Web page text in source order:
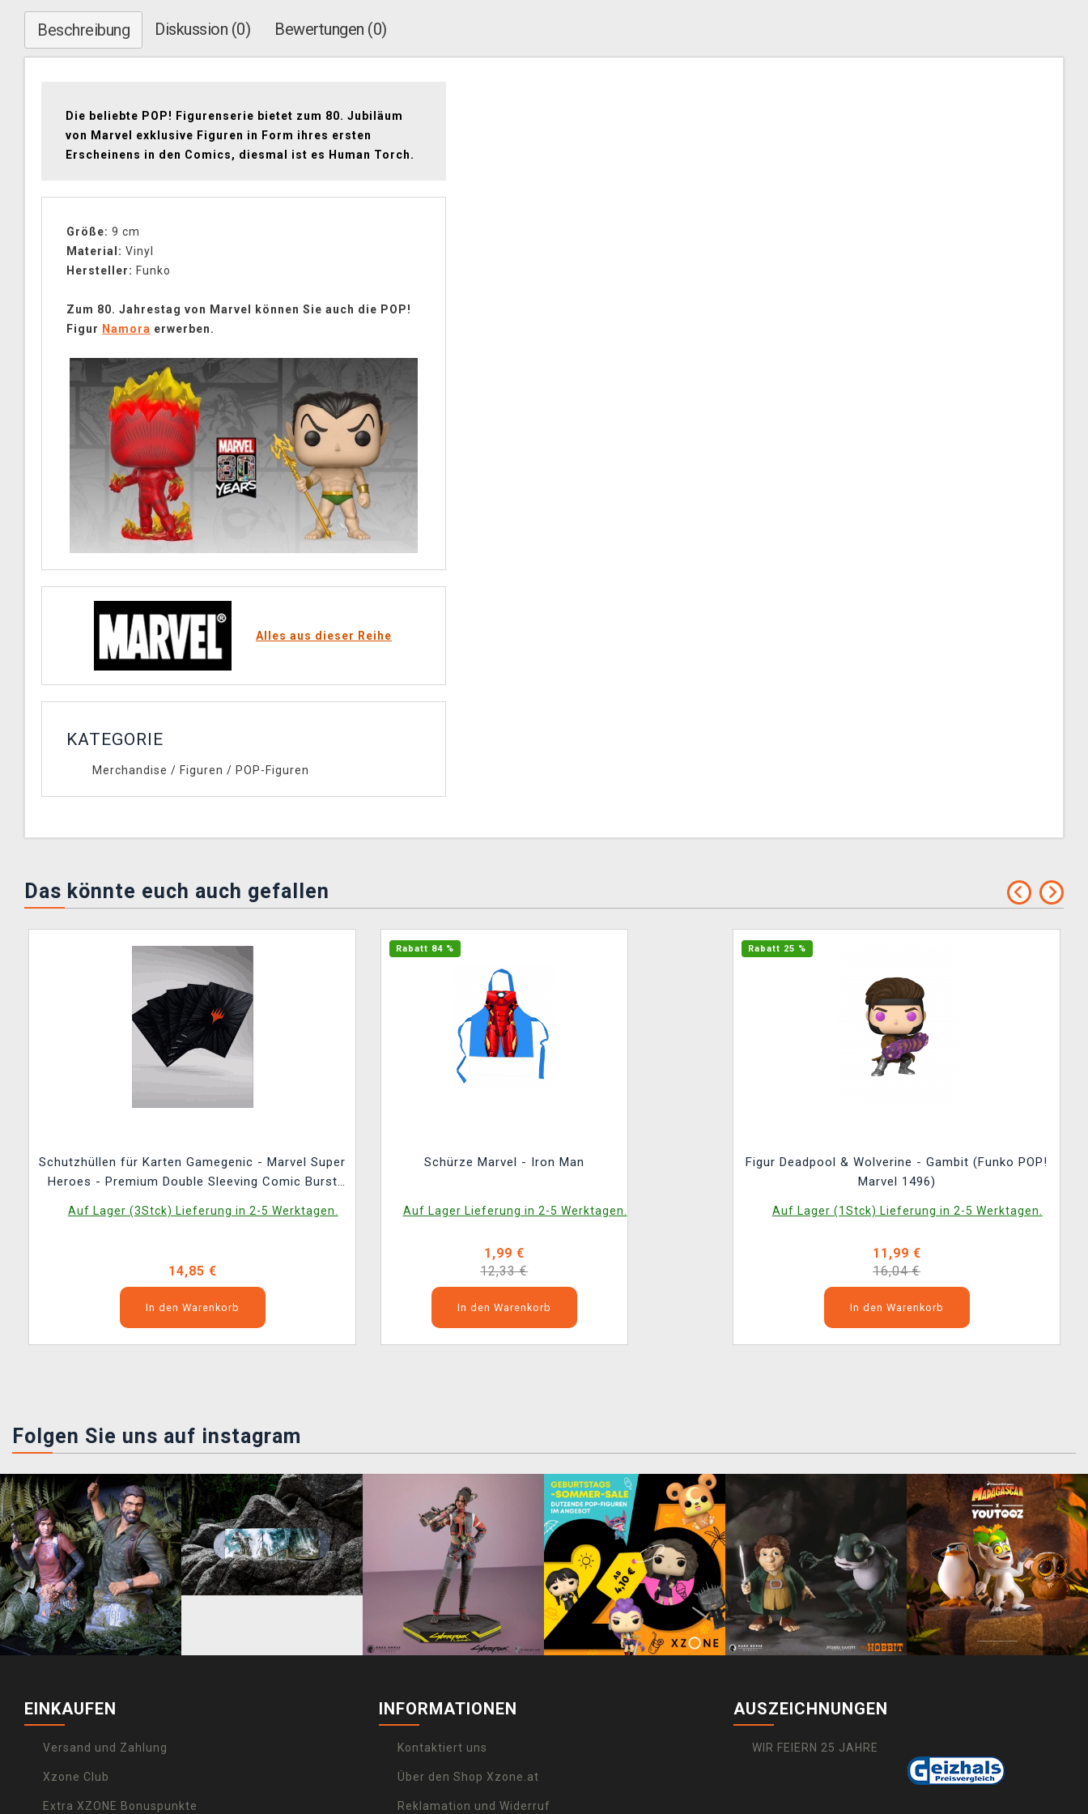
Beschreibung Diskussion (0) Bewertungen (0)
Die beliebte POP! Figurenserie bietet zum 80. Jubiläum
von Marvel exklusive Figuren in Form ihres ersten
Erscheinens in den Comics, diesmal ist es Human Torch.
Größe: 9 cm
Material: Vinyl
Hersteller: Funko
Zum 80. Jahrestag von Marvel können Sie auch die POP!
Figur Namora erwerben.
Alles aus dieser Reihe
KATEGORIE
Merchandise / Figuren / POP-Figuren
Das könnte euch auch gefallen
Schutzhüllen für Karten Gamegenic - Marvel Super
Heroes - Premium Double Sleeving Comic Burst
Auf Lager (3Stck) Lieferung in 2-5 Werktagen.
14,85 €
In den Warenkorb
Rabatt 84 %
Schürze Marvel - Iron Man
Auf Lager Lieferung in 2-5 Werktagen.
1,99 €
12,33 €
In den Warenkorb
Rabatt 25 %
Figur Deadpool & Wolverine - Gambit (Funko POP!
Marvel 1496)
Auf Lager (1Stck) Lieferung in 2-5 Werktagen.
11,99 €
16,04 €
In den Warenkorb
Folgen Sie uns auf instagram
EINKAUFEN
Versand und Zahlung
Xzone Club
Extra XZONE Bonuspunkte
INFORMATIONEN
Kontaktiert uns
Über den Shop Xzone.at
Reklamation und Widerruf
AUSZEICHNUNGEN
WIR FEIERN 25 JAHRE